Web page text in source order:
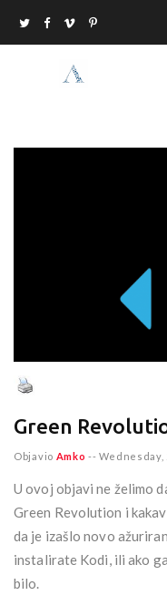
Green
Objavio Amko -- Wednesday,
U ovoj objavi ne želimo
Green Revolution i
da je izašlo novo
instalirate Kodi, ili ako
bilo.